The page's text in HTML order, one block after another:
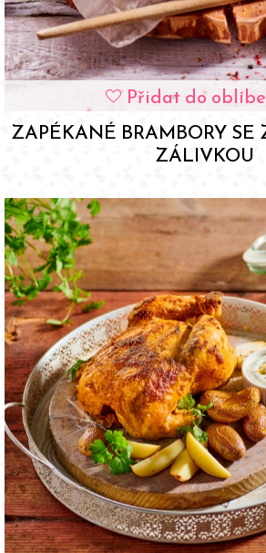
favorite Přidat do
ZAPÉKANÉ BRAMBORY
ZÁLIVKOU